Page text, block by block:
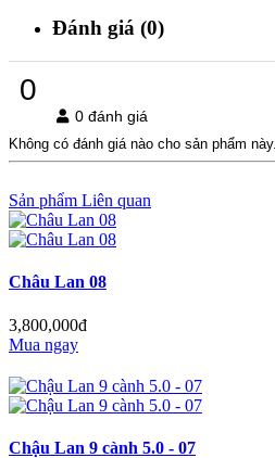
Đánh giá (0)
0
0 đánh giá
Không có đánh giá nào cho sản phẩm này.
Sản phẩm Liên quan
Châu Lan 08
3,800,000đ
Mua ngay
Chậu Lan 9 cành 5.0 - 07